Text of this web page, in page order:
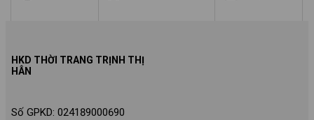
HKD THỜI TRANG TRỊNH THỊ
HÂN
Số GPKD: 024189000690